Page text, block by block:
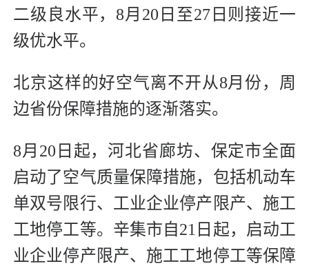
二级良水平，8月20日至27日则接近一
级优水平。
北京这样的好空气离不开从8月份，周
边省份保障措施的逐渐落实。
8月20日起，河北省廊坊、保定市全面
启动了空气质量保障措施，包括机动车
单双号限行、工业企业停产限产、施工
工地停工等。辛集市自21日起，启动工
业企业停产限产、施工工地停工等保障